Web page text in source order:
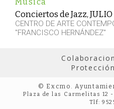
Conciertos de Jazz, JULIO
CENTRO DE ARTE
"FRANCISCO HERNÁNDEZ"
© Excmo.
Plaza de las Carmelitas 12
Tlf: